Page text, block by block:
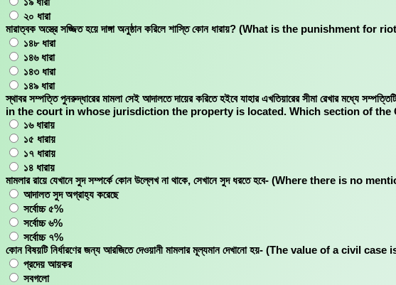
২০ ধারা
মারাত্বক অস্ত্রে সজ্জিত হয়ে দাঙ্গা অনুষ্ঠান করিলে শাস্তি কোন ধারায়? (What is the
১৪৮ ধারা
১৪৬ ধারা
১৪৩ ধারা
১৪৯ ধারা
স্থাবর সম্পত্তি পুনরুদ্ধারের মামলা সেই আদালতে দায়ের করিতে হইবে যাহার এখতিয়ারের সীমা রেখার
in the court in whose jurisdiction the property is located. Which section of
১৬ ধারায়
১৫ ধারায়
১৭ ধারায়
১৪ ধারায়
মামলার রায়ে যেখানে সুদ সম্পর্কে কোন উল্লেখ না থাকে, সেখানে সুদ ধরতে হবে- (Where
আদালত সুদ অগ্রাহ্য করেছে
সর্বোচ্চ ৫%
সর্বোচ্চ ৬%
সর্বোচ্চ ৭%
কোন বিষয়টি নির্ধারণের জন্য আরজিতে দেওয়ানী মামলার মূল্যমান দেখানাে হয়- (The value of a
প্রদেয় আয়কর
সবগলো